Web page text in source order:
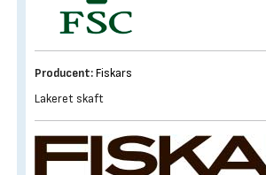
Producent:Fiskars
Lakeret skaft